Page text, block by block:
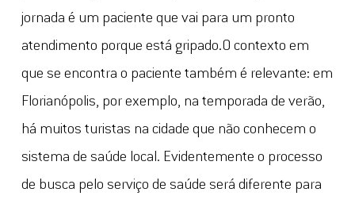
jornada é um paciente que vai para um pronto
atendimento porque está gripado.O contexto em
que se encontra o paciente também é relevante: em
Florianópolis, por exemplo, na temporada de verão,
há muitos turistas na cidade que não conhecem o
sistema de saúde local. Evidentemente o processo
de busca pelo serviço de saúde será diferente para